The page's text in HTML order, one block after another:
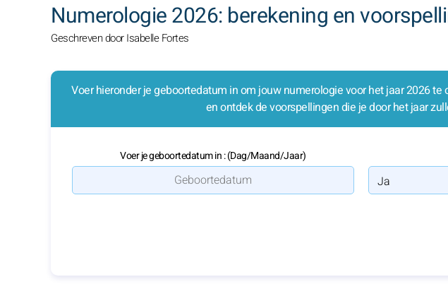
Numerologie 2026: berekening en
Geschreven door Isabelle Fortes
Voer hieronder je geboortedatum in om jouw numerologie voor het jaar 2026
en ontdek de voorspellingen die je door het jaar
Voer je geboortedatum in : (Dag/Maand/Jaar)